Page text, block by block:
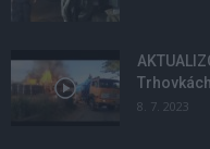
8. 7. 2023